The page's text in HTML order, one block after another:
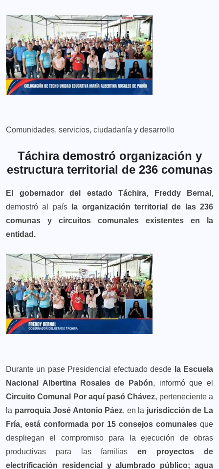
Comunidades, servicios, ciudadanía y desarrollo
Táchira demostró organización y
estructura territorial de 236 comunas
El gobernador del estado Táchira, Freddy Bernal ,
demostró al país
la organización territorial de las 236
comunas y circuitos comunales existentes en la
entidad.
Durante un pase Presidencial efectuado desde la Escuela
Nacional Albertina Rosales de Pabón, informó que el
Circuito Comunal Por aquí pasó Chávez, perteneciente a
la parroquia José Antonio Páez, en la jurisdicción de La
Fría, está conformada por 15 consejos comunales que
despliegan el compromiso para la ejecución de obras
productivas para las familias en proyectos de
electrificación residencial y alumbrado público; agua